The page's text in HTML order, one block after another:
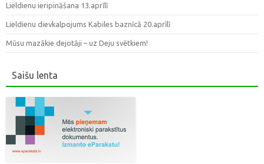
Lieldienu ieripināšana 13.aprīlī
Lieldienu dievkalpojums Kabiles baznīcā 20.aprīlī
Mūsu mazākie dejotāji – uz Deju svētkiem!
Saišu lenta